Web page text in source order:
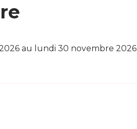
au lundi 30 novembre 2026